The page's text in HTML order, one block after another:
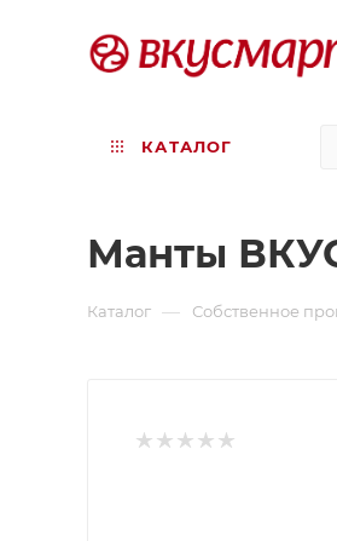
КАТАЛОГ
Манты
Каталог — Собственное